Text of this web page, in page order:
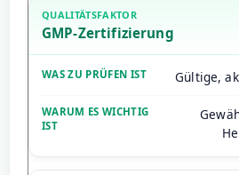
GMP-Zertifizierung
Gültige,